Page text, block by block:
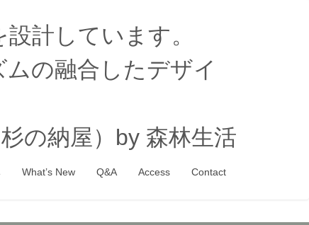
計しています。
の融合したデザイ
の納屋）by 森林生活
What’s New Q&A Access Contact